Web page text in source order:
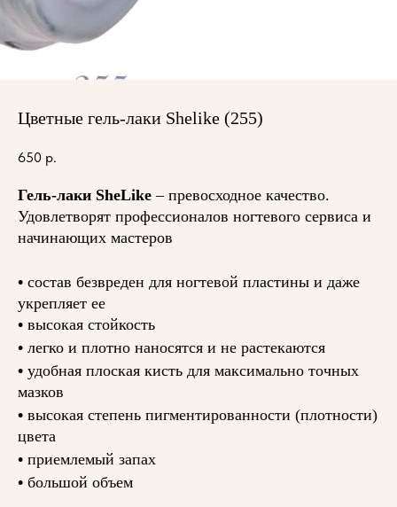
Цветные гель-лаки Shelike (255)
650 р.
Гель-лаки SheLike – превосходное качество.
Удовлетворят профессионалов ногтевого сервиса и
начинающих мастеров
• состав безвреден для ногтевой пластины и даже
укрепляет ее
• высокая стойкость
• легко и плотно наносятся и не растекаются
• удобная плоская кисть для максимально точных
мазков
• высокая степень пигментированности (плотности)
цвета
• приемлемый запах
• большой объем